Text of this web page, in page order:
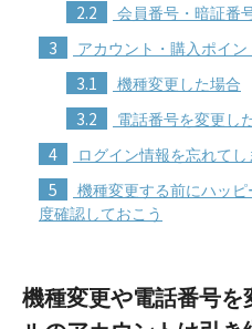
2.2 会員番号・暗証番
3 アカウント・購入ポイ
3.1 機種変更した場合
3.2 電話番号を変更し
4 ログイン情報を忘れて
5
機種変更する前にハッ
度確認しておこう
機種変更や電話番号を